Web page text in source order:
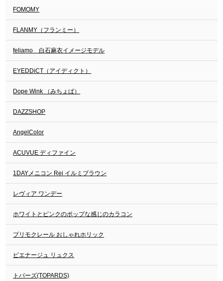
FOMOMY
FLANMY（フランミー）
feliamo 白石麻衣イメージモデル
EYEDDiCT（アイディクト）
Dope Wink （みちょぱ）
DAZZSHOP
AngelColor
ACUVUE ディファイン
1DAYメニコン Rei イルミブラウン
レヴィア ワンデー
ホワイトとピンクのポップな感じのカラコン
プリモクレール おしゃれホリック
ピエナージュ リュクス
トパーズ(TOPARDS)